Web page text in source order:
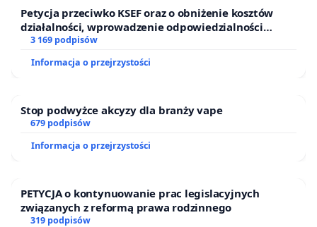
Petycja przeciwko KSEF oraz o obniżenie kosztów
działalności, wprowadzenie odpowiedzialności
finansowej kluczowych urzędników i sędziów
3 169 podpisów
Informacja o przejrzystości
Stop podwyżce akcyzy dla branży vape
679 podpisów
Informacja o przejrzystości
PETYCJA o kontynuowanie prac legislacyjnych
związanych z reformą prawa rodzinnego
319 podpisów